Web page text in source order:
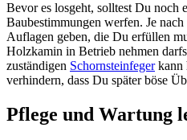
Bevor es losgeht, solltest Du noch
Baubestimmungen werfen. Je
Auflagen geben, die Du erfüllen
Holzkamin in Betrieb nehmen
zuständigen Schornsteinfegerkann
verhindern, dass Du später böse
Pflege und Wartung